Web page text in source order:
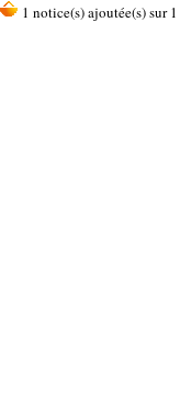
1 notice(s) ajoutée(s) sur 1